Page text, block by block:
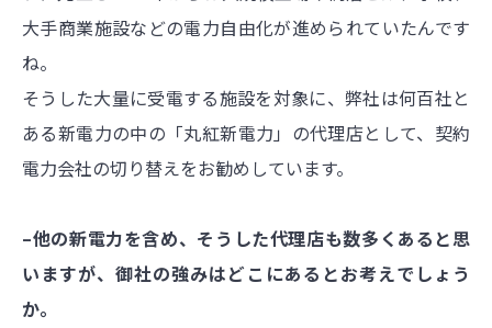
大手商業施設などの電力自由化が進められていたんです
ね。
そうした大量に受電する施設を対象に、弊社は何百社と
ある新電力の中の「丸紅新電力」の代理店として、契約
電力会社の切り替えをお勧めしています。
–他の新電力を含め、そうした代理店も数多くあると思
いますが、御社の強みはどこにあるとお考えでしょう
か。